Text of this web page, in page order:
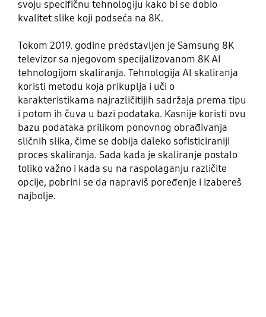
svoju specifičnu tehnologiju kako bi se dobio
kvalitet slike koji podseća na 8K.
Tokom 2019. godine predstavljen je Samsung 8K
televizor sa njegovom specijalizovanom 8K AI
tehnologijom skaliranja. Tehnologija AI skaliranja
koristi metodu koja prikuplja i uči o
karakteristikama najrazličitijih sadržaja prema tipu
i potom ih čuva u bazi podataka. Kasnije koristi ovu
bazu podataka prilikom ponovnog obrađivanja
sličnih slika, čime se dobija daleko sofisticiraniji
proces skaliranja. Sada kada je skaliranje postalo
toliko važno i kada su na raspolaganju različite
opcije, pobrini se da napraviš poređenje i izabereš
najbolje.